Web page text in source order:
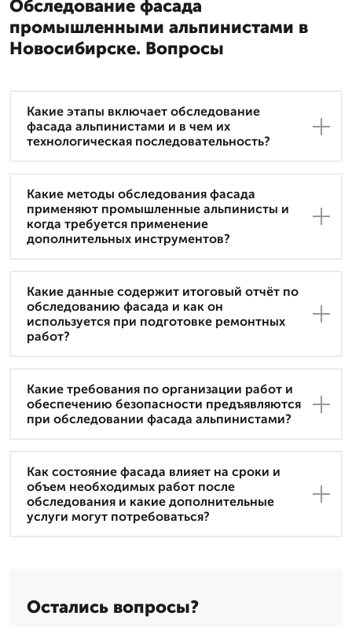
Обследование фасада
промышленными альпинистами в
Новосибирске. Вопросы
Какие этапы включает обследование
фасада альпинистами и в чем их
технологическая последовательность?
Какие методы обследования фасада
применяют промышленные альпинисты и
когда требуется применение
дополнительных инструментов?
Какие данные содержит итоговый отчёт по
обследованию фасада и как он
используется при подготовке ремонтных
работ?
Какие требования по организации работ и
обеспечению безопасности предъявляются
при обследовании фасада альпинистами?
Как состояние фасада влияет на сроки и
объем необходимых работ после
обследования и какие дополнительные
услуги могут потребоваться?
Остались вопросы?